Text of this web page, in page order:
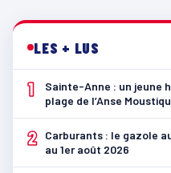
LES + LUS
1
Sainte-Anne : un jeune
plage de l’Anse
2
Carburants : le gazole
au 1er août 2026